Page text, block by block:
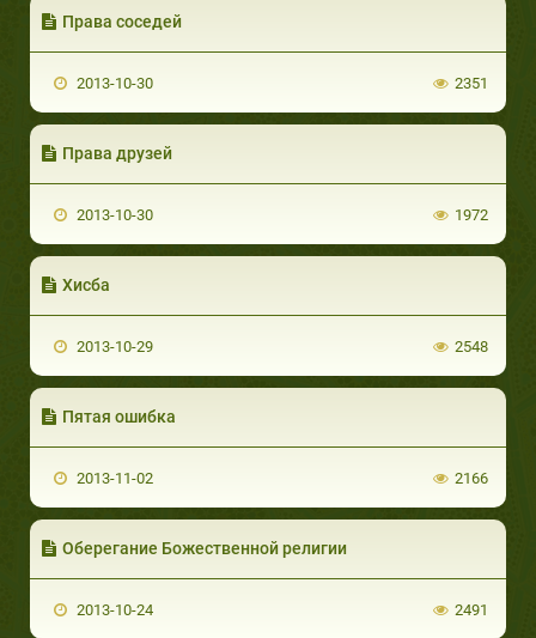
Права соседей
2013-10-30 2351
Права друзей
2013-10-30 1972
Хисба
2013-10-29 2548
Пятая ошибка
2013-11-02 2166
Оберегание Божественной религии
2013-10-24 2491